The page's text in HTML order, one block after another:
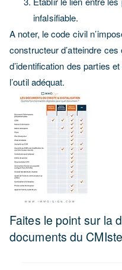
infalsifiable.
A noter, le code civil
constructeur d’atteindre
d’identification des parties
l’outil adéquat.
Faites le point sur la
documents du